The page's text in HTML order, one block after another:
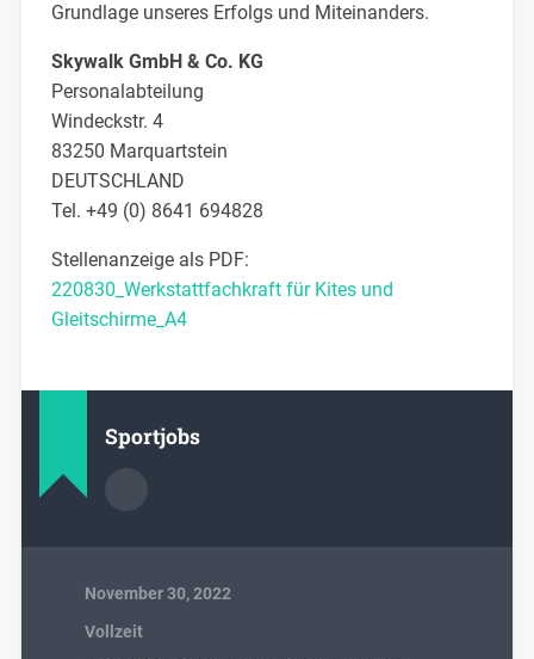
Grundlage unseres Erfolgs und Miteinanders.
Skywalk GmbH & Co. KG
Personalabteilung
Windeckstr. 4
83250 Marquartstein
DEUTSCHLAND
Tel. +49 (0) 8641 694828
Stellenanzeige als PDF:
220830_Werkstattfachkraft für Kites und
Gleitschirme_A4
Sportjobs
November 30, 2022
Vollzeit